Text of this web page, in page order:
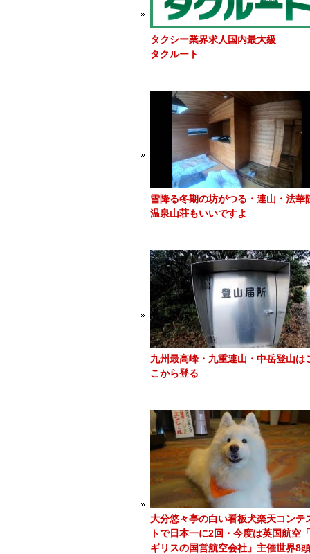
タクシー業界求人国内最大級
タクルート
雪降る冬期の坊がつる・連山・法華
温泉山荘もいいですよ
九州最高峰・九重連山・中岳登山は
こから登る
大分悠々亭の白い看板犬楽天コンテ
トで日本一に2回・今度は英国航空
ギリスの国営航空会社」主催世界8